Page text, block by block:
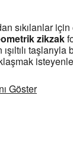
sıkılanlar
zikzak
taşlarıyla
Göster